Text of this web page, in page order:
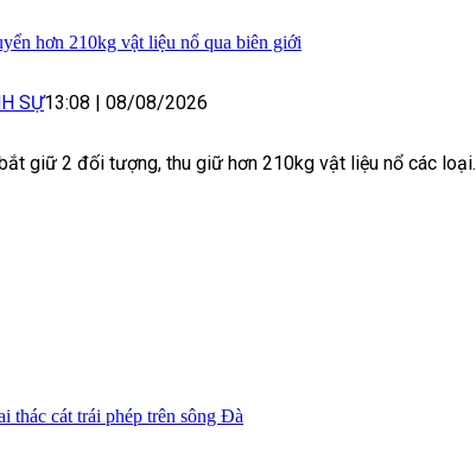
hơn 210kg vật liệu nổ qua biên giới
SỰ13:08 08/08/2026
giữ 2 đối tượng, thu giữ hơn 210kg vật liệu nổ các loại.
thác cát trái phép trên sông Đà